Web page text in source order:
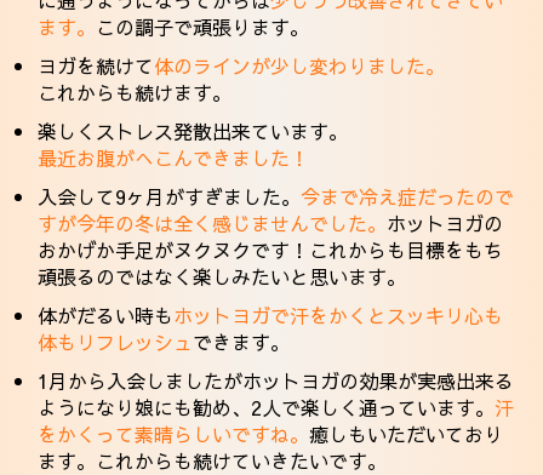
ます。 この調子で頑張ります。
ヨガを続けて体のラインが少し変わりました。
これからも続けます。
楽しくストレス発散出来ています。
最近お腹がへこんできました！
入会して9ヶ月がすぎました。 今まで冷え症だったので
すが今年の冬は全く感じませんでした。 ホットヨガの
おかげか手足がヌクヌクです！これからも目標をもち
頑張るのではなく楽しみたいと思います。
体がだるい時もホットヨガで汗をかくとスッキリ心も
体もリフレッシュできます。
1月から入会しましたがホットヨガの効果が実感出来る
ようになり娘にも勧め、2人で楽しく通っています。汗
をかくって素晴らしいですね。癒しもいただいており
ます。これからも続けていきたいです。